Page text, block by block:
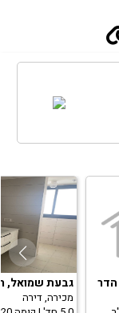
גבעת שמואל,
מכירה, דירה